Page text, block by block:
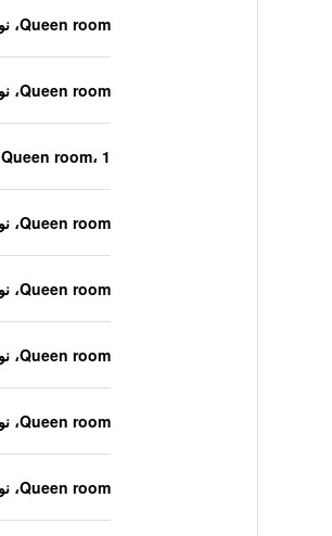
Queen room، نوع السرير غير معروف
Queen room، نوع السرير غير معروف
Queen room، 1 سرير كوين
Queen room، نوع السرير غير معروف
Queen room، نوع السرير غير معروف
Queen room، نوع السرير غير معروف
Queen room، نوع السرير غير معروف
Queen room، نوع السرير غير معروف